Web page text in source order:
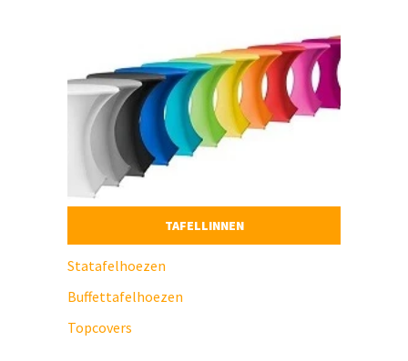
TAFELLINNEN
Statafelhoezen
Buffettafelhoezen
Topcovers